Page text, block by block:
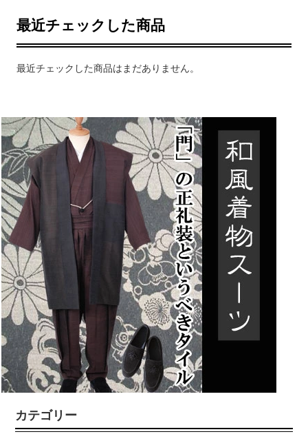
最近チェックした商品
最近チェックした商品はまだありません。
カテゴリー